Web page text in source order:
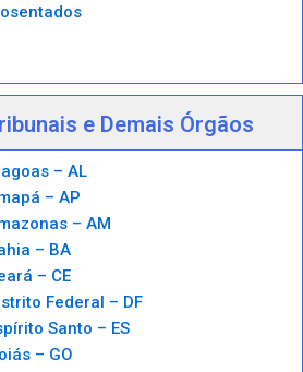
e Demais Órgãos
– AL
– AP
– AM
– BA
– CE
Federal – DF
Santo – ES
– GO